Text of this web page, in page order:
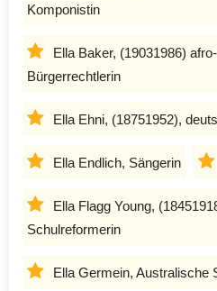
Komponistin
Ella Baker, (19031986)
Bürgerrechtlerin
Ella Ehni, (18751952),
Ella Endlich, Sängerin
Ella Flagg Young,
Schulreformerin
Ella Germein, Australische